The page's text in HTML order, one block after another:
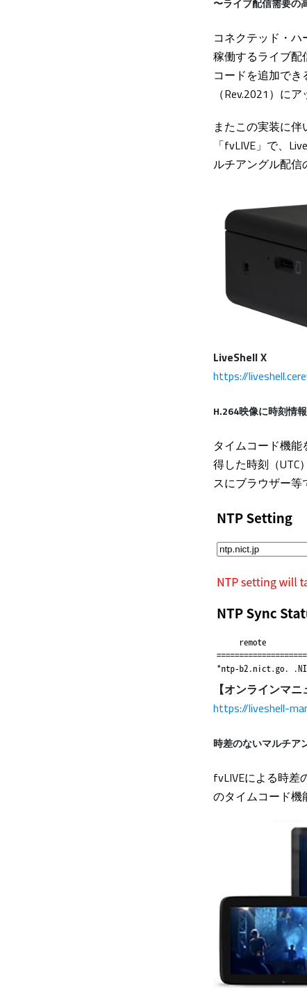
〜ライブ配信需要の
コネクテッド・
稼働するライブ配
コードを追加で
（Rev.2021）に
またこの実装に
「fvLIVE」で、
ルチアングル配信
LiveShell X
https://
H.264映像に時刻情
タイムコード機能
得した時刻（UTC
スにブラウザー等
【オンラインマ
https://liveshell-
時差のないマルチア
fvLIVEによる時差
のタイムコード機